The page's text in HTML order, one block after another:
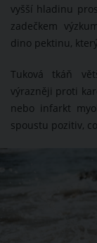
vyšší hladinu
zadečkem
dino pektinu,
Tuková tkáň
výrazněji proti
nebo infarkt
spoustu pozitiv,